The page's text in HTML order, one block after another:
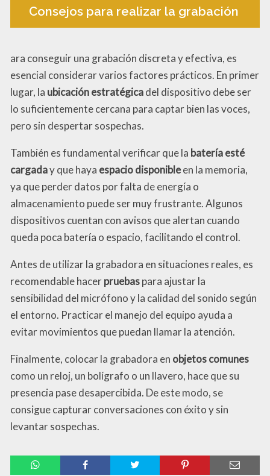
Consejos para realizar la grabación
ara conseguir una grabación discreta y efectiva, es
esencial considerar varios factores prácticos. En primer
lugar, la ubicación estratégicadel dispositivo debe ser
lo suficientemente cercana para captar bien las voces,
pero sin despertar sospechas.
También es fundamental verificar que la batería esté
cargaday que haya espacio disponibleen la memoria,
ya que perder datos por falta de energía o
almacenamiento puede ser muy frustrante. Algunos
dispositivos cuentan con avisos que alertan cuando
queda poca batería o espacio, facilitando el control.
Antes de utilizar la grabadora en situaciones reales, es
recomendable hacerpruebaspara ajustar la
sensibilidad del micrófono y la calidad del sonido según
el entorno. Practicar el manejo del equipo ayuda a
evitar movimientos que puedan llamar la atención.
Finalmente, colocar la grabadora en objetos comunes
como un reloj, un bolígrafo o un llavero, hace que su
presencia pase desapercibida. De este modo, se
consigue capturar conversaciones con éxito y sin
levantar sospechas.